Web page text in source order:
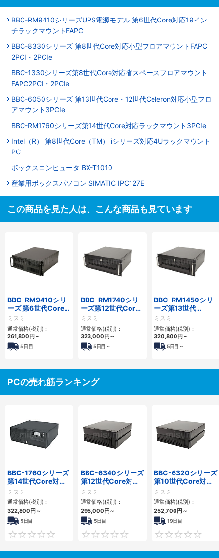
BBC-RM9410シリーズUPS電源モデル 第6世代Core対応19イン
チラックマウントFAPC
BBC-8330シリーズ 第8世代Core対応小型フロアマウントFAPC
2PCI・2PCIe
BBC-1330シリーズ第8世代Core対応省スペースフロアマウント
FAPC2PCI・2PCIe
BBC-6050シリーズ 第13世代Core・12世代Celeron対応小型フロ
アマウント3PCIe
BBC-RM1760シリーズ第14世代Core対応ラックマウント3PCIe
Intel（R） 第8世代Core（TM） iシリーズ対応4Uラックマウント
PC
ボックスコンピュータ BX-T1010
産業用ボックスパソコン SIMATIC IPC127E
この商品を見た人は、こんな商品も見ています
BBC-RM9410シリ
ーズ 第6世代Core対
応ラックマウント
FAPC 3PCI・3PCIe
ミスミ
通常価格(税別)：
261,800円～
5日目
BBC-RM1740シリ
ーズ第12世代Core
省スペースラックマ
ウントFAPC4PCI・
3PCIe
ミスミ
通常価格(税別)：
323,000円～
5日目～
BBC-RM1450シリ
ーズ第13世代
Core・12世代
Celeron対応ラック
マウント4PCIe
ミスミ
通常価格(税別)：
320,800円～
5日目～
PCの売れ筋ランキング
BBC-1760シリーズ
第14世代Core対応
小型フロアマウント
3PCIe
ミスミ
通常価格(税別)：
322,800円～
5日目
0
BBC-6340シリーズ
第12世代Core対応
小型フロアマウント
PC2PCI/2PCIe
ミスミ
通常価格(税別)：
295,000円～
5日目
0
BBC-6320シリーズ
第10世代Core対応
小型フロアマウント
FAPC 2PCI・2PCIe
ミスミ
通常価格(税別)：
252,700円～
19日目